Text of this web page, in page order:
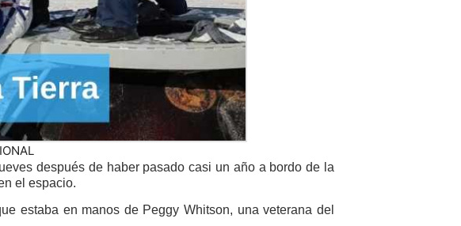
después de haber pasado casi un año a bordo de la
el espacio.
estaba en manos de Peggy Whitson, una veterana del